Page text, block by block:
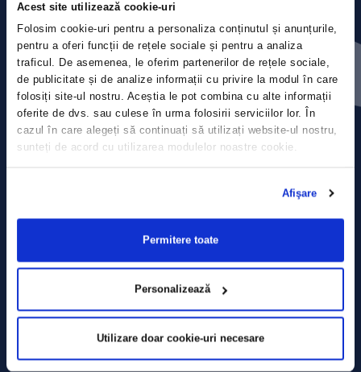
Acest site utilizează cookie-uri
Folosim cookie-uri pentru a personaliza conținutul și anunțurile,
pentru a oferi funcții de rețele sociale și pentru a analiza
traficul. De asemenea, le oferim partenerilor de rețele sociale,
de publicitate și de analize informații cu privire la modul în care
folosiți site-ul nostru. Aceștia le pot combina cu alte informații
oferite de dvs. sau culese în urma folosirii serviciilor lor. În
cazul în care alegeți să continuați să utilizați website-ul nostru,
sunteți de acord cu utilizarea modulelor noastre cookie.
Afişare
Permitere toate
Personalizează
Utilizare doar cookie-uri necesare
Contact
Comunicate de presă